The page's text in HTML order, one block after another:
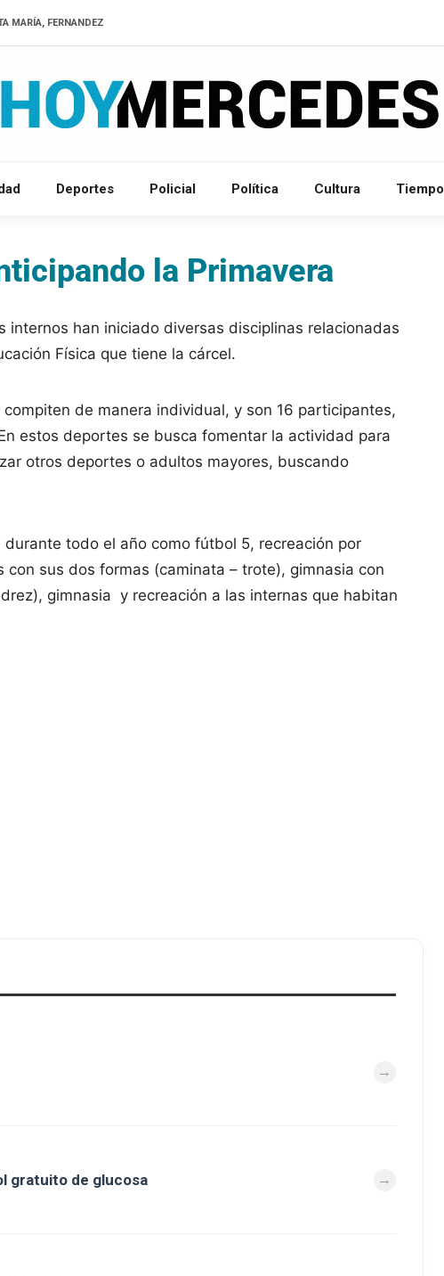
MARÍA, FERNANDEZ
Deportes Policial Política Cultura Tiempo
la Primavera
internos han iniciado diversas disciplinas relacionadas
Física que tiene la cárcel.
de manera individual, y son 16 participantes,
estos deportes se busca fomentar la actividad para
otros deportes o adultos mayores, buscando
todo el año como fútbol 5, recreación por
sus dos formas (caminata – trote), gimnasia con
gimnasia y recreación a las internas que habitan
gratuito de glucosa